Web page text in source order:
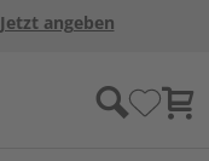
Jetzt angeben